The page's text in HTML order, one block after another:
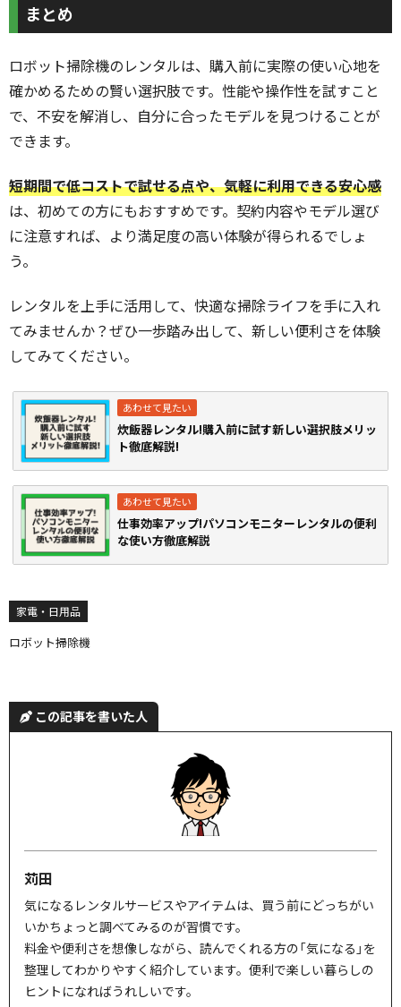
まとめ
ロボット掃除機のレンタルは、購入前に実際の使い心地を
確かめるための賢い選択肢です。性能や操作性を試すこと
で、不安を解消し、自分に合ったモデルを見つけることが
できます。
短期間で低コストで試せる点や、気軽に利用できる安心感
は、初めての方にもおすすめです。契約内容やモデル選び
に注意すれば、より満足度の高い体験が得られるでしょ
う。
レンタルを上手に活用して、快適な掃除ライフを手に入れ
てみませんか？ぜひ一歩踏み出して、新しい便利さを体験
してみてください。
炊飯器レンタル!購入前に試す新しい選択肢メリッ
ト徹底解説!
仕事効率アップ!パソコンモニターレンタルの便利
な使い方徹底解説
家電・日用品
ロボット掃除機
この記事を書いた人
苅田
気になるレンタルサービスやアイテムは、買う前にどっちがい
いかちょっと調べてみるのが習慣です。
料金や便利さを想像しながら、読んでくれる方の「気になる」を
整理してわかりやすく紹介しています。便利で楽しい暮らしの
ヒントになればうれしいです。